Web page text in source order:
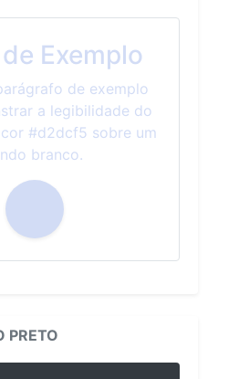
Exemplo
de exemplo
a legibilidade do
#d2dcf5 sobre um
branco.
PRETO